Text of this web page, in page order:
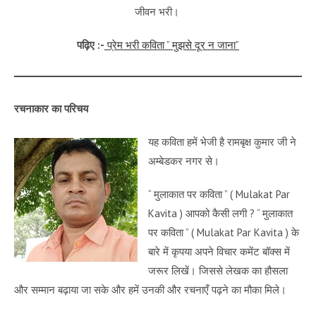
जीवन भरी।
पढ़िए :- प्रेम भरी कविता ” मुझसे दूर न जाना”
रचनाकार का परिचय
यह कविता हमें भेजी है रामबृक्ष कुमार जी ने
अम्बेडकर नगर से।
“ मुलाकात पर कविता ” ( Mulakat Par
Kavita ) आपको कैसी लगी ? “ मुलाकात
पर कविता ” ( Mulakat Par Kavita ) के
बारे में कृपया अपने विचार कमेंट बॉक्स में
जरूर लिखें। जिससे लेखक का हौसला
और सम्मान बढ़ाया जा सके और हमें उनकी और रचनाएँ पढ़ने का मौका मिले।